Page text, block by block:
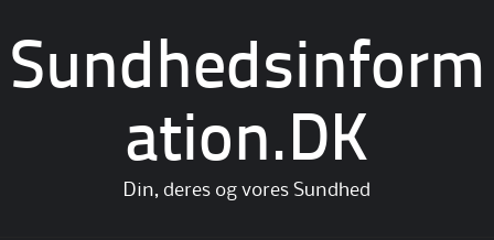
Sundhedsinform
ation.DK
Din, deres og vores Sundhed